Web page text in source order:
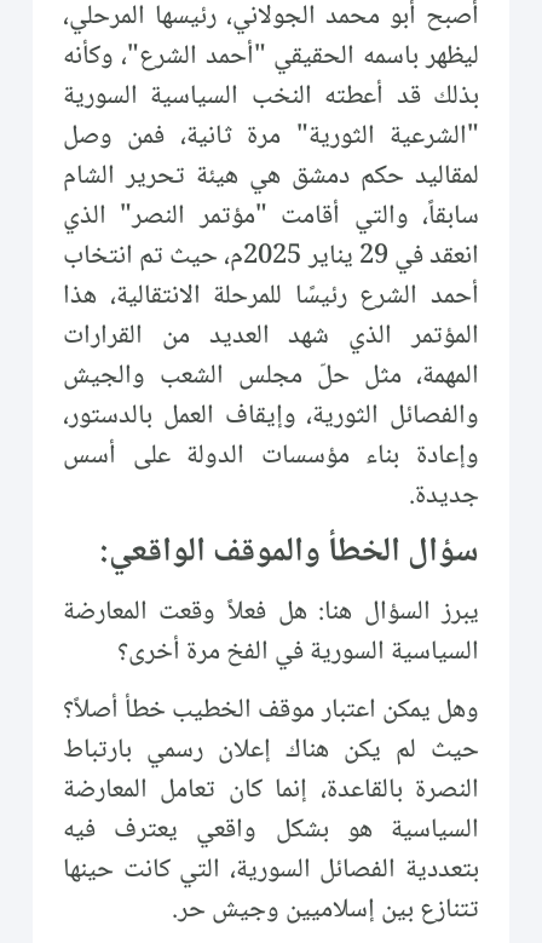
أصبح أبو محمد الجولاني، رئيسها المرحلي،
ليظهر باسمه الحقيقي "أحمد الشرع"، وكأنه
بذلك قد أعطته النخب السياسية السورية
"الشرعية الثورية" مرة ثانية، فمن وصل
لمقاليد حكم دمشق هي هيئة تحرير الشام
سابقاً، والتي أقامت "مؤتمر النصر" الذي
انعقد في 29 يناير 2025م، حيث تم انتخاب
أحمد الشرع رئيسًا للمرحلة الانتقالية، هذا
المؤتمر الذي شهد العديد من القرارات
المهمة، مثل حلّ مجلس الشعب والجيش
والفصائل الثورية، وإيقاف العمل بالدستور،
وإعادة بناء مؤسسات الدولة على أسس
جديدة.
سؤال الخطأ والموقف الواقعي:
يبرز السؤال هنا: هل فعلاً وقعت المعارضة
السياسية السورية في الفخ مرة أخرى؟
وهل يمكن اعتبار موقف الخطيب خطأ أصلاً؟
حيث لم يكن هناك إعلان رسمي بارتباط
النصرة بالقاعدة، إنما كان تعامل المعارضة
السياسية هو بشكل واقعي يعترف فيه
بتعددية الفصائل السورية، التي كانت حينها
تتنازع بين إسلاميين وجيش حر.